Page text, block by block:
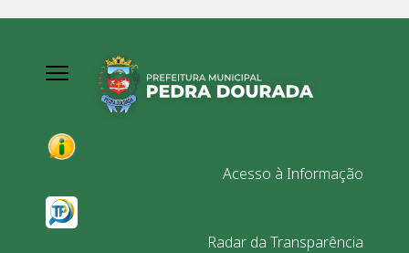
Acesso à Informação
Radar da Transparência